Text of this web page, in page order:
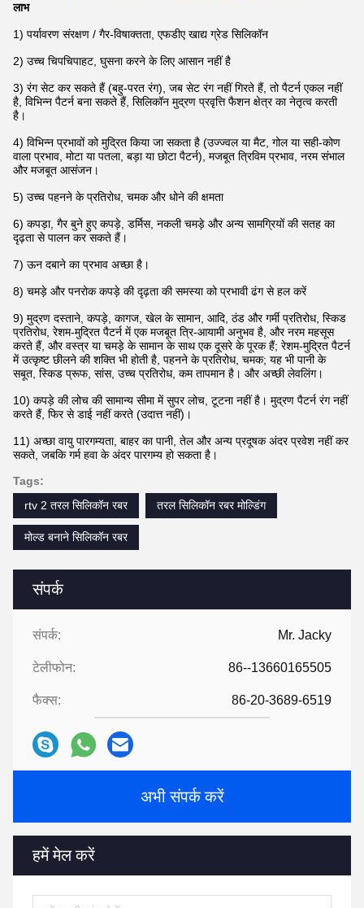
संपर्क
संपर्क: Mr. Jacky
टेलीफोन: 86--13660165505
फैक्स: 86-20-3689-6519
अभी संपर्क करें
हमें मेल करें
लाभ
1) पर्यावरण संरक्षण / गैर-विषाक्तता, एफडीए खाद्य ग्रेड सिलिकॉन
2) उच्च चिपचिपाहट, घुसना करने के लिए आसान नहीं है
3) रंग सेट कर सकते हैं (बहु-परत रंग), जब सेट रंग नहीं गिरते हैं, तो पैटर्न एकल नहीं
है, विभिन्न पैटर्न बना सकते हैं, सिलिकॉन मुद्रण प्रवृत्ति फैशन क्षेत्र का नेतृत्व करती
है।
4) विभिन्न प्रभावों को मुद्रित किया जा सकता है (उज्ज्वल या मैट, गोल या सही-कोण
वाला प्रभाव, मोटा या पतला, बड़ा या छोटा पैटर्न), मजबूत त्रिविम प्रभाव, नरम संभाल
और मजबूत आसंजन।
5) उच्च पहनने के प्रतिरोध, चमक और धोने की क्षमता
6) कपड़ा, गैर बुने हुए कपड़े, डर्मिस, नकली चमड़े और अन्य सामग्रियों की सतह का
दृढ़ता से पालन कर सकते हैं।
7) ऊन दबाने का प्रभाव अच्छा है।
8) चमड़े और पनरोक कपड़े की दृढ़ता की समस्या को प्रभावी ढंग से हल करें
9) मुद्रण दस्ताने, कपड़े, कागज, खेल के सामान, आदि, ठंड और गर्मी प्रतिरोध, स्किड
प्रतिरोध, रेशम-मुद्रित पैटर्न में एक मजबूत त्रि-आयामी अनुभव है, और नरम महसूस
करते हैं, और वस्त्र या चमड़े के सामान के साथ एक दूसरे के पूरक हैं; रेशम-मुद्रित पैटर्न
में उत्कृष्ट छीलने की शक्ति भी होती है, पहनने के प्रतिरोध, चमक; यह भी पानी के
सबूत, स्किड प्रूफ, सांस, उच्च प्रतिरोध, कम तापमान है। और अच्छी लेवलिंग।
10) कपड़े की लोच की सामान्य सीमा में सुपर लोच, टूटना नहीं है। मुद्रण पैटर्न रंग नहीं
करते हैं, फिर से डाई नहीं करते (उदात्त नहीं)।
11) अच्छा वायु पारगम्यता, बाहर का पानी, तेल और अन्य प्रदूषक अंदर प्रवेश नहीं कर
सकते, जबकि गर्म हवा के अंदर पारगम्य हो सकता है।
Tags:
rtv 2 तरल सिलिकॉन रबर
तरल सिलिकॉन रबर मोल्डिंग
मोल्ड बनाने सिलिकॉन रबर